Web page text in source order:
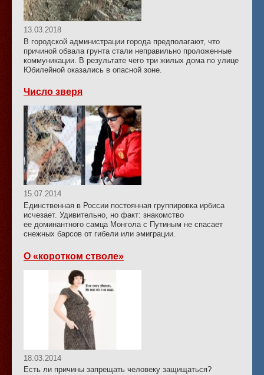
13.03.2018
В городской администрации города предполагают, что
причиной обвала грунта стали неправильно проложенные
коммуникации. В результате чего три жилых дома по улице
Юбилейной оказались в опасной зоне.
Число зверя
15.07.2014
Единственная в России постоянная группировка ирбиса
исчезает. Удивительно, но факт: знакомство
ее доминантного самца Монгола с Путиным не спасает
снежных барсов от гибели или эмиграции.
О «коротком стволе»
18.03.2014
Есть ли причины запрещать человеку защищаться?